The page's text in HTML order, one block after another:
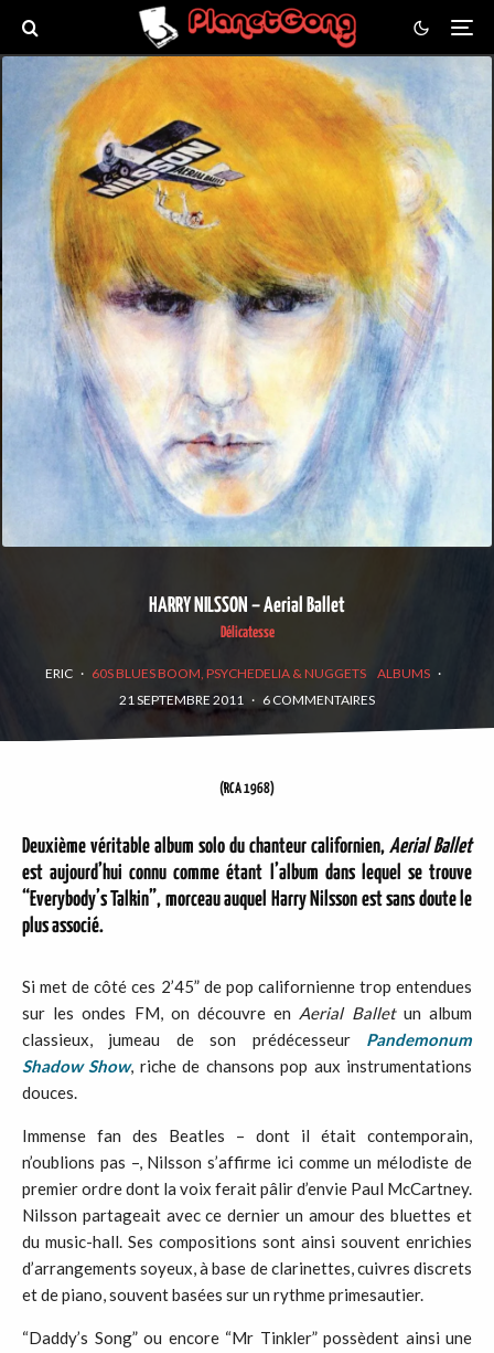
HARRY NILSSON – Aerial Ballet
Délicatesse
ERIC · 60S BLUES BOOM, PSYCHEDELIA & NUGGETS ALBUMS ·
21 SEPTEMBRE 2011 · 6 COMMENTAIRES
(RCA 1968)
Deuxième véritable album solo du chanteur californien, Aerial Ballet
est aujourd’hui connu comme étant l’album dans lequel se trouve
“Everybody’s Talkin”, morceau auquel Harry Nilsson est sans doute le
plus associé.
Si met de côté ces 2’45” de pop californienne trop entendues
sur les ondes FM, on découvre en Aerial Balletun album
classieux, jumeau de son prédécesseur Pandemonum
Shadow Show, riche de chansons pop aux instrumentations
douces.
Immense fan des Beatles – dont il était contemporain,
n’oublions pas –, Nilsson s’affirme ici comme un mélodiste de
premier ordre dont la voix ferait pâlir d’envie Paul McCartney.
Nilsson partageait avec ce dernier un amour des bluettes et
du music-hall. Ses compositions sont ainsi souvent enrichies
d’arrangements soyeux, à base de clarinettes, cuivres discrets
et de piano, souvent basées sur un rythme primesautier.
“Daddy’s Song” ou encore “Mr Tinkler” possèdent ainsi une